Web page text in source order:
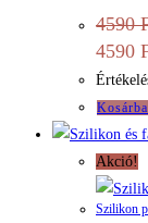
4590
4590
Akció!
Szilikon